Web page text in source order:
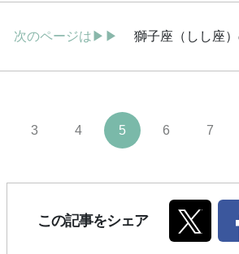
次のページは▶▶ 獅子座（しし座
3 4 5 6 7
この記事をシェア